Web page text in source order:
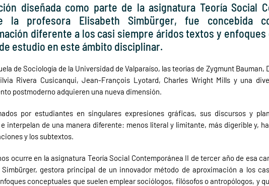
diseñada como parte de la asignatura Teoría Social
la profesora Elisabeth Simbürger, fue concebida
diferente a los casi siempre áridos textos y
estudio en este ámbito disciplinar.
de Sociología de la Universidad de Valparaíso, las teorías de Zygmunt Bauman,
Rivera Cusicanqui, Jean-François Lyotard, Charles Wright Mills y una
postmoderno adquieren una nueva dimensión.
por estudiantes en singulares expresiones gráficas, sus discursos y
interpelan de una manera diferente: menos literal y limitante, más digerible y,
y los subtextos.
ocurre en la asignatura Teoría Social Contemporánea II de tercer año de esa
Simbürger, gestora principal de un innovador método de aproximación a los
conceptuales que suelen emplear sociólogos, filósofos o antropólogos, y